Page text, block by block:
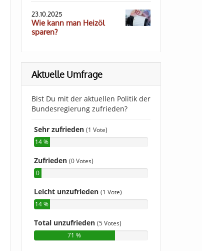
23.10.2025
Wie kann man Heizöl
sparen?
Aktuelle Umfrage